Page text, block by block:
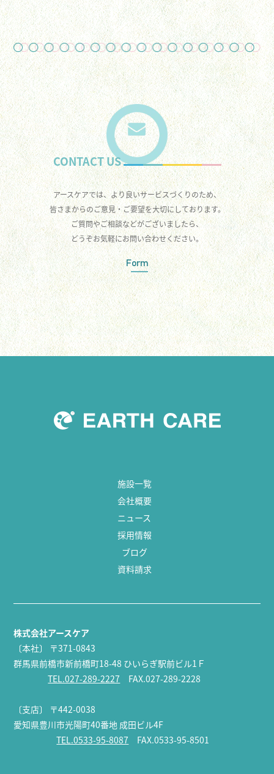
CONTACT US
アースケアでは、より良いサービスづくりのため、
皆さまからのご意見・ご要望を大切にしております。
ご質問やご相談などがございましたら、
どうぞお気軽にお問い合わせください。
Form
施設一覧
会社概要
ニュース
採用情報
ブログ
資料請求
株式会社アースケア
〔本社〕
〒371-0843
群馬県前橋市新前橋町18-48 ひいらぎ駅前ビル1Ｆ
TEL.027-289-2227 FAX.027-289-2228
〔支店〕 〒442-0038
愛知県豊川市光陽町40番地 成田ビル4F
TEL.0533-95-8087 FAX.0533-95-8501